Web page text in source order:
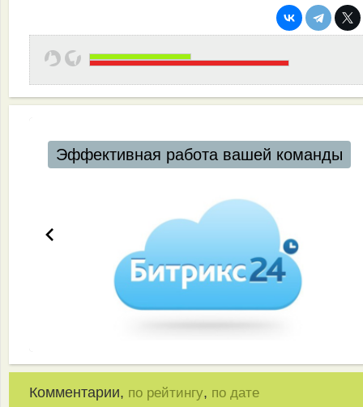
Автоматизация ресторанов и кафе
Комментарии, по рейтингу, по дате